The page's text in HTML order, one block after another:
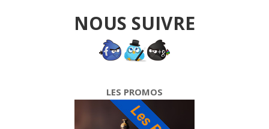
NOUS SUIVRE
LES PROMOS